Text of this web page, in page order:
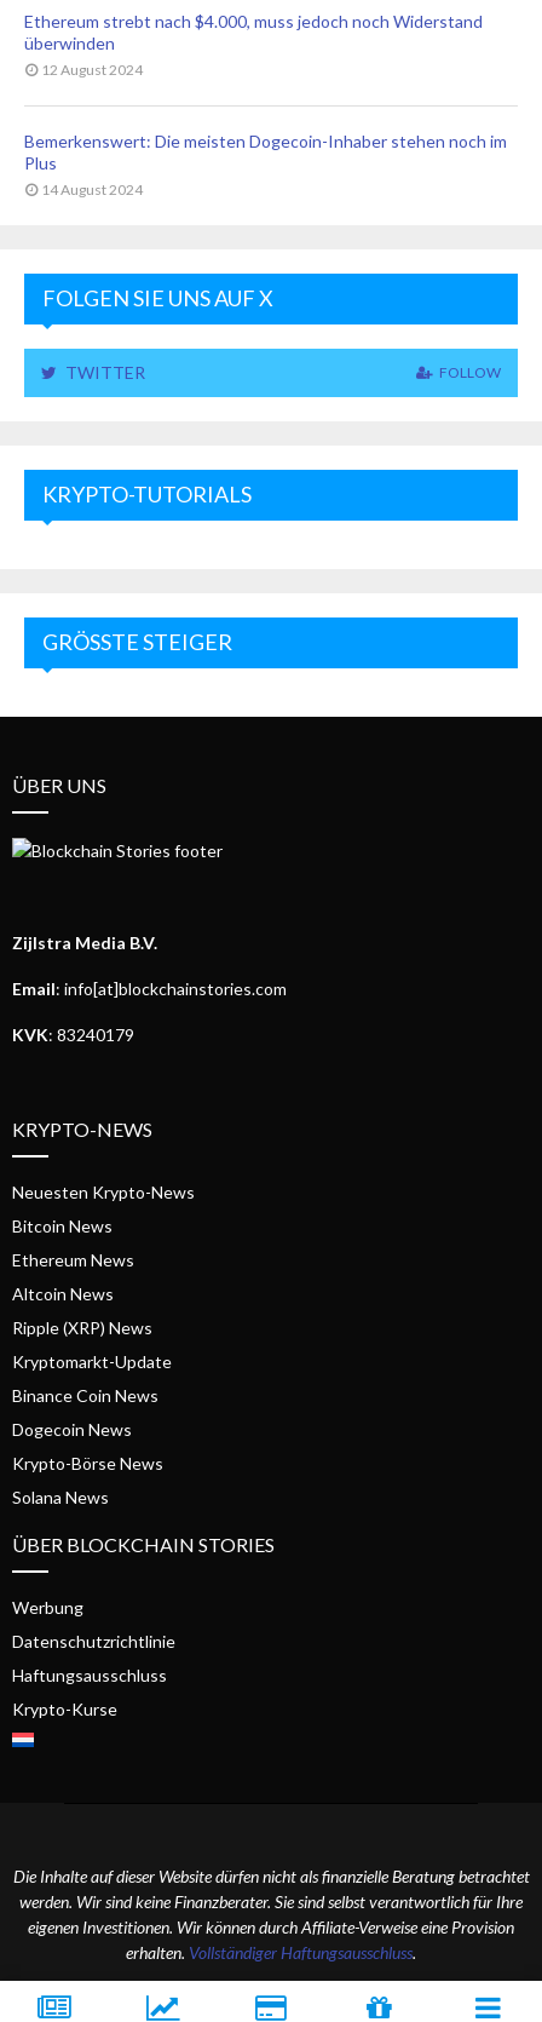
Ethereum strebt nach $4.000, muss jedoch noch Widerstand
überwinden
12 August 2024
Bemerkenswert: Die meisten Dogecoin-Inhaber stehen noch im
Plus
14 August 2024
FOLGEN SIE UNS AUF X
TWITTER FOLLOW
KRYPTO-TUTORIALS
GRÖSSTE STEIGER
ÜBER UNS
Zijlstra Media B.V.
Email: info[at]blockchainstories.com
KVK: 83240179
KRYPTO-NEWS
Neuesten Krypto-News
Bitcoin News
Ethereum News
Altcoin News
Ripple (XRP) News
Kryptomarkt-Update
Binance Coin News
Dogecoin News
Krypto-Börse News
Solana News
ÜBER BLOCKCHAIN STORIES
Werbung
Datenschutzrichtlinie
Haftungsausschluss
Krypto-Kurse
Die Inhalte auf dieser Website dürfen nicht als finanzielle Beratung betrachtet
werden. Wir sind keine Finanzberater. Sie sind selbst verantwortlich für Ihre
eigenen Investitionen. Wir können durch Affiliate-Verweise eine Provision
erhalten. Vollständiger Haftungsausschluss.